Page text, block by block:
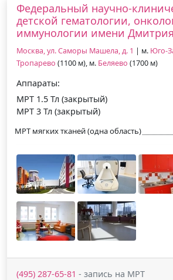
Федеральный научно-
детской гематологии,
иммунологии имени
Москва, ул. Саморы Машела, д. 1 | м. Юго-
Тропарево (1100 м), м. Беляево (1700 м)
Аппараты:
МРТ 1.5 Тл (закрытый)
МРТ 3 Тл (закрытый)
МРТ мягких тканей (одна область)
(495) 287-65-81 - запись на МРТ